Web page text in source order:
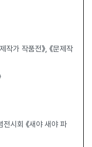
작가 작품전》, 《문제작
시회 《새야 새야 파